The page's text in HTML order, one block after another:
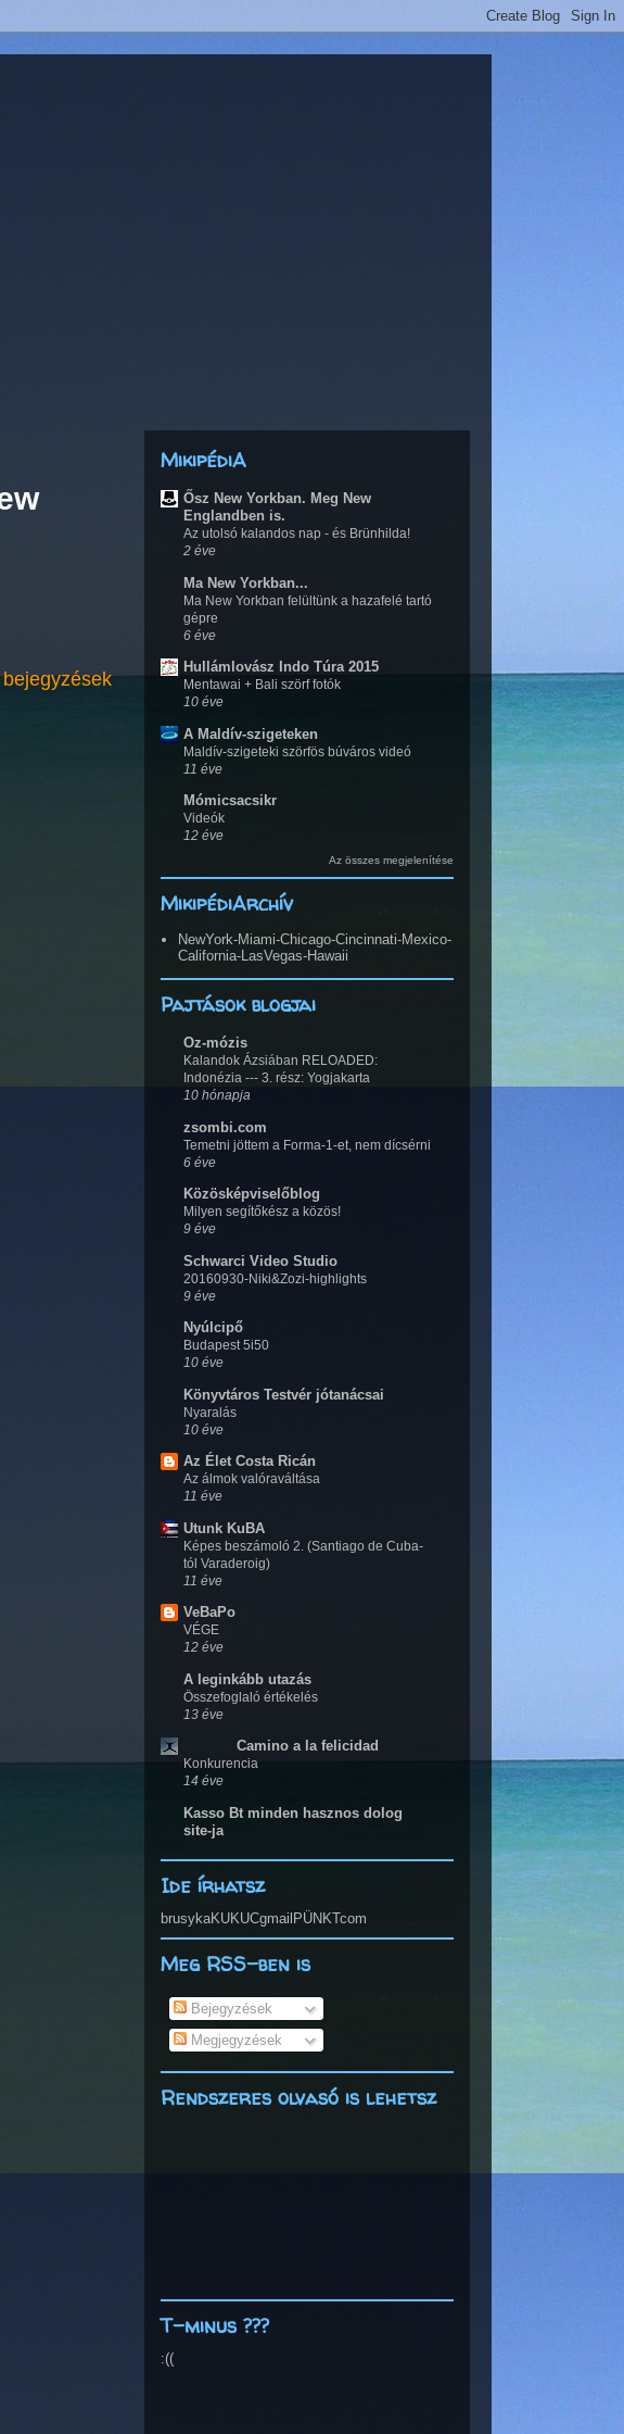
MikipédiA
Ősz New Yorkban. Meg New
Englandben is.
Az utolsó kalandos nap - és Brünhilda!
2 éve
Ma New Yorkban...
Ma New Yorkban felültünk a hazafelé tartó
gépre
6 éve
Hullámlovász Indo Túra 2015
Mentawai + Bali szörf fotók
10 éve
A Maldív-szigeteken
Maldív-szigeteki szörfös búváros videó
11 éve
Mómicsacsikr
Videók
12 éve
Az összes megjelenítése
MikipédiArchív
NewYork-Miami-Chicago-Cincinnati-Mexico-
California-LasVegas-Hawaii
Pajtások blogjai
Oz-mózis
Kalandok Ázsiában RELOADED:
Indonézia --- 3. rész: Yogjakarta
10 hónapja
zsombi.com
Temetni jöttem a Forma-1-et, nem dícsérni
6 éve
Közösképviselőblog
Milyen segítőkész a közös!
9 éve
Schwarci Video Studio
20160930-Niki&Zozi-highlights
9 éve
Nyúlcipő
Budapest 5i50
10 éve
Könyvtáros Testvér jótanácsai
Nyaralás
10 éve
Az Élet Costa Ricán
Az álmok valóraváltása
11 éve
Utunk KuBA
Képes beszámoló 2. (Santiago de Cuba-
tól Varaderoig)
11 éve
VeBaPo
VÉGE
12 éve
A leginkább utazás
Összefoglaló értékelés
13 éve
Camino a la felicidad
Konkurencia
14 éve
Kasso Bt minden hasznos dolog
site-ja
Ide írhatsz
brusykaKUKUCgmailPÜNKTcom
Meg RSS-ben is
Bejegyzések
Megjegyzések
Rendszeres olvasó is lehetsz
T-minus ???
:((